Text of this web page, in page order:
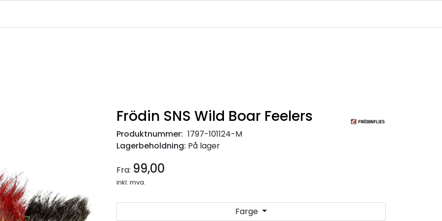
Frödin SNS Wild Boar Feelers
Produktnummer: 1797-101124-M
Lagerbeholdning: På lager
Fra: 99,00
inkl. mva.
Farge